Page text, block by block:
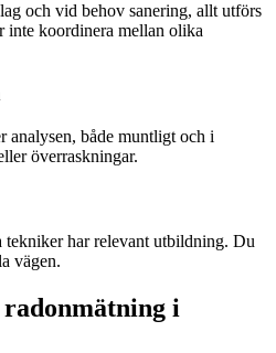
och vid behov sanering, allt utförs
inte koordinera mellan olika
analysen, både muntligt och i
överraskningar.
tekniker har relevant utbildning. Du
vägen.
i